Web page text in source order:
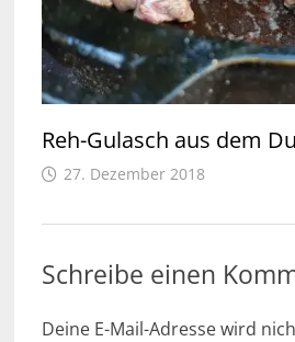
Reh-Gulasch aus dem
27. Dezember 2018
Schreibe einen
Deine E-Mail-Adresse wird